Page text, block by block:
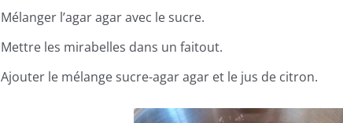
Mélanger l’agar agar avec le sucre.
Mettre les mirabelles dans un faitout.
Ajouter le mélange sucre-agar agar et le jus de citron.